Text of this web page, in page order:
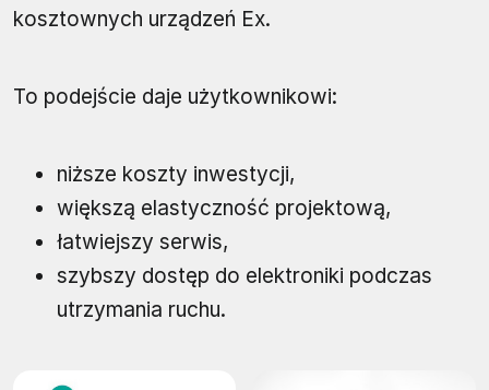
kosztownych urządzeń Ex.
To podejście daje użytkownikowi:
niższe koszty inwestycji,
większą elastyczność projektową,
łatwiejszy serwis,
szybszy dostęp do elektroniki podczas
utrzymania ruchu.